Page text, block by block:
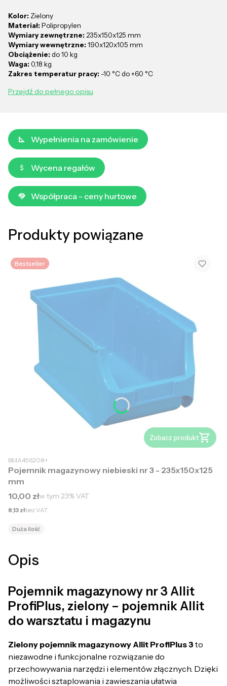
Kolor: Zielony
Materiał: Polipropylen
Wymiary zewnętrzne: 235x150x125 mm
Wymiary wewnętrzne: 190x120x105 mm
Obciążenie: do 10 kg
Waga: 0,18 kg
Zakres temperatur pracy: -10 °C do +60 °C
Przejdź do pełnego opisu
Wypełnienia na zamówienie
Wycena regałów
Współpraca - ceny hurtowe
Produkty powiązane
Bestseller
Zobacz produkt
BMA456208+
Pojemnik magazynowy niebieski nr 3 - 235x150x125
mm
Cena brutto
10,00 złw tym 23%VAT
Cena netto
8,13 złbez VAT
Duża ilość
Opis
Pojemnik magazynowy nr 3 Allit
ProfiPlus, zielony – pojemnik Allit
do warsztatu i magazynu
Zielony pojemnik magazynowy Allit ProfiPlus 3 to
niezawodne i funkcjonalne rozwiązanie do
przechowywania narzędzi i elementów złącznych. Dzięki
możliwości sztaplowania i zawieszania ułatwia